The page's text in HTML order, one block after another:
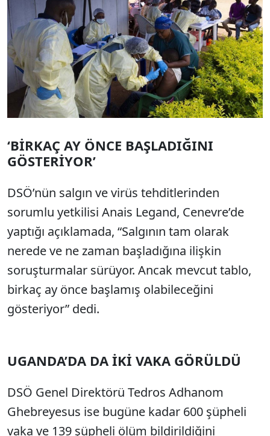
‘BİRKAÇ AY ÖNCE BAŞLADIĞINI
GÖSTERİYOR’
DSÖ’nün salgın ve virüs tehditlerinden
sorumlu yetkilisi Anais Legand, Cenevre’de
yaptığı açıklamada, “Salgının tam olarak
nerede ve ne zaman başladığına ilişkin
soruşturmalar sürüyor. Ancak mevcut tablo,
birkaç ay önce başlamış olabileceğini
gösteriyor” dedi.
UGANDA’DA DA İKİ VAKA GÖRÜLDÜ
DSÖ Genel Direktörü Tedros Adhanom
Ghebreyesus ise bugüne kadar 600 şüpheli
vaka ve 139 şüpheli ölüm bildirildiğini